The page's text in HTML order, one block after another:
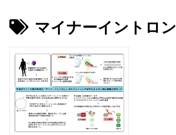
マイナーイントロン